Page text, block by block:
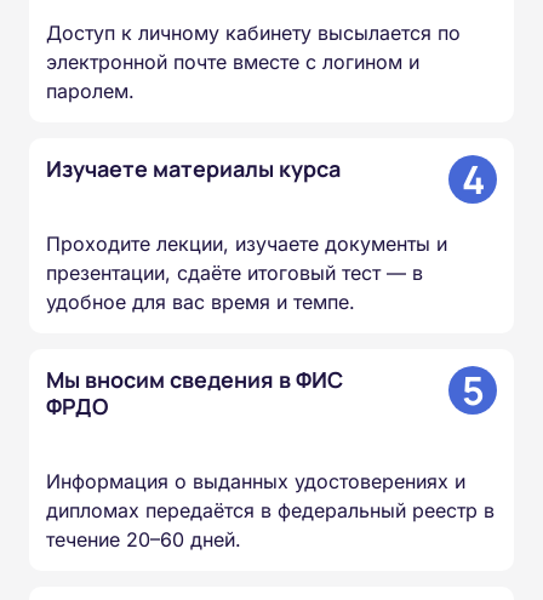
Доступ к личному кабинету высылается по
электронной почте вместе с логином и
паролем.
Изучаете материалы курса 4
Проходите лекции, изучаете документы и
презентации, сдаёте итоговый тест — в
удобное для вас время и темпе.
Мы вносим сведения в ФИС
ФРДО
5
Информация о выданных удостоверениях и
дипломах передаётся в федеральный реестр в
течение 20–60 дней.